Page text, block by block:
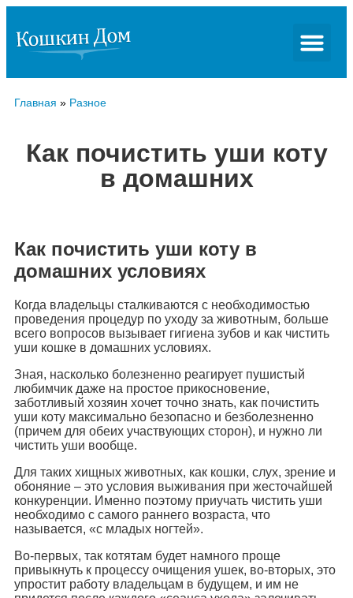
Главная » Разное
Как почистить уши коту
в домашних
Как почистить уши коту в
домашних условиях
Когда владельцы сталкиваются с необходимостью
проведения процедур по уходу за животным, больше
всего вопросов вызывает гигиена зубов и как чистить
уши кошке в домашних условиях.
Зная, насколько болезненно реагирует пушистый
любимчик даже на простое прикосновение,
заботливый хозяин хочет точно знать, как почистить
уши коту максимально безопасно и безболезненно
(причем для обеих участвующих сторон), и нужно ли
чистить уши вообще.
Для таких хищных животных, как кошки, слух, зрение и
обоняние – это условия выживания при жесточайшей
конкуренции. Именно поэтому приучать чистить уши
необходимо с самого раннего возраста, что
называется, «с младых ногтей».
Во-первых, так котятам будет намного проще
привыкнуть к процессу очищения ушек, во-вторых, это
упростит работу владельцам в будущем, и им не